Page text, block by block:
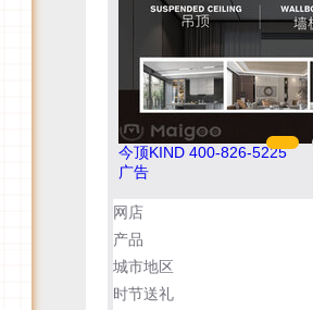
欧陆OULU 0760-23220123
广告
网店
产品
城市地区
时节送礼